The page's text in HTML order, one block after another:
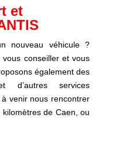
et
nouveau véhicule ?
conseiller et vous
également des
d’autres services
à venir nous rencontrer
de Caen, ou